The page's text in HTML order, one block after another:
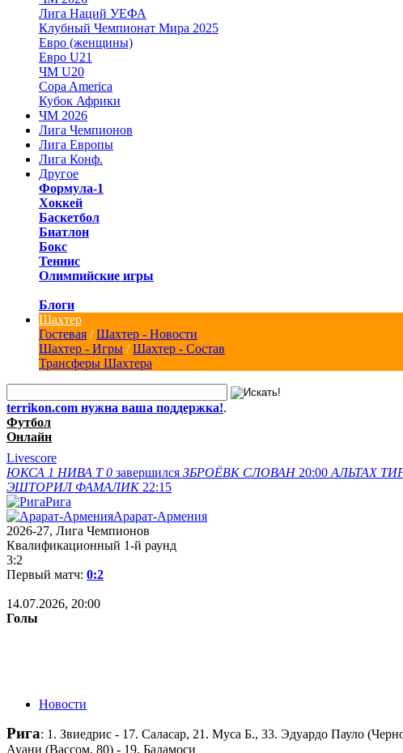
Лига Наций УЕФА
Клубный Чемпионат Мира 2025
Евро (женщины)
Евро U21
ЧМ U20
Copa America
Кубок Африки
ЧМ 2026
Лига Чемпионов
Лига Европы
Лига Конф.
Другое
Формула-1
Хоккей
Баскетбол
Биатлон
Бокс
Теннис
Олимпийские игры
Блоги
Шахтер
Гостевая /Шахтер - Новости
Шахтер - Игры /Шахтер - Состав
Трансферы Шахтера
terrikon.com нужна ваша поддержка!.
Футбол
Онлайн
Livescore
ЮКСА 1 НИВА Т 0 завершился ЗБРОЁВК СЛОВАН 20:00 АЛЬТАХ
ЭШТОРИЛ ФАМАЛИК 22:15
Рига
Арарат-Армения
2026-27, Лига Чемпионов
Квалификационный 1-й раунд
3:2
Первый матч: 0:2
14.07.2026, 20:00
Голы
Новости
Рига: 1. Звиедрис - 17. Саласар, 21. Муса Б., 33. Эдуардо Пауло
Ауани (Вассом, 80) - 19. Бадамоси